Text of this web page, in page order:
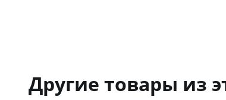
Другие товары из